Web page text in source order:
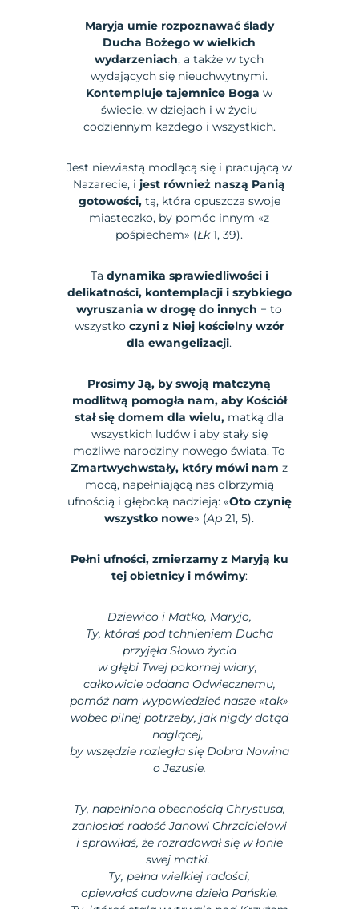
Maryja umie rozpoznawać ślady
Ducha Bożego w wielkich
wydarzeniach, a także w tych
wydających się nieuchwytnymi.
Kontempluje tajemnice Boga w
świecie, w dziejach i w życiu
codziennym każdego i wszystkich.
Jest niewiastą modlącą się i pracującą w
Nazarecie, i jest również naszą Panią
gotowości,tą, która opuszcza swoje
miasteczko, by pomóc innym «z
pośpiechem» (Łk1, 39).
Ta dynamika sprawiedliwości i
delikatności, kontemplacji i szybkiego
wyruszania w drogę do innych − to
wszystko czyni z Niej kościelny wzór
dla ewangelizacji.
Prosimy Ją, by swoją matczyną
modlitwą pomogła nam, aby Kościół
stał się domem dla wielu, matką dla
wszystkich ludów i aby stały się
możliwe narodziny nowego świata. To
Zmartwychwstały, który mówi nam z
mocą, napełniającą nas olbrzymią
ufnością i głęboką nadzieją: «Oto czynię
wszystko nowe» (Ap 21, 5).
Pełni ufności, zmierzamy z Maryją ku
tej obietnicy i mówimy:
Dziewico i Matko, Maryjo,
Ty, któraś pod tchnieniem Ducha
przyjęła Słowo życia
w głębi Twej pokornej wiary,
całkowicie oddana Odwiecznemu,
pomóż nam wypowiedzieć nasze «tak»
wobec pilnej potrzeby, jak nigdy dotąd
naglącej,
by wszędzie rozległa się Dobra Nowina
o Jezusie.
Ty, napełniona obecnością Chrystusa,
zaniosłaś radość Janowi Chrzcicielowi
i sprawiłaś, że rozradował się w łonie
swej matki.
Ty, pełna wielkiej radości,
opiewałaś cudowne dzieła Pańskie.